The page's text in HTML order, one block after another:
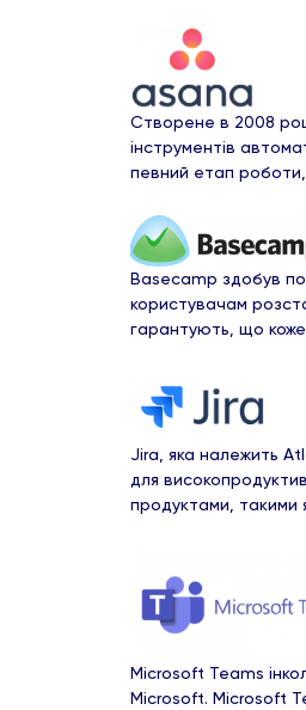
Створене в 2008
інструментів
певний етап роботи,
Basecamp здобув
користувачам
гарантують, що
Jira, яка належить
для
продуктами, такими
Microsoft Teams
Microsoft. Microsoft